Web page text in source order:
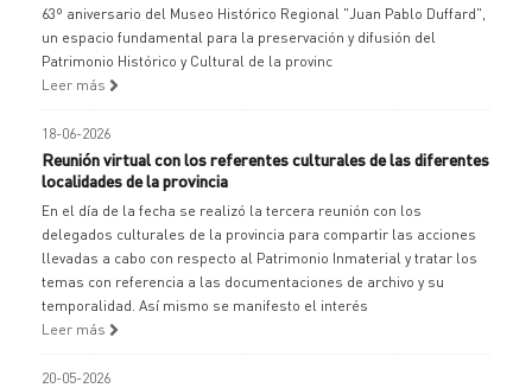
63º aniversario del Museo Histórico Regional "Juan Pablo Duffard",
un espacio fundamental para la preservación y difusión del
Patrimonio Histórico y Cultural de la provinc
Leer más
18-06-2026
Reunión virtual con los referentes culturales de las diferentes
localidades de la provincia
En el día de la fecha se realizó la tercera reunión con los
delegados culturales de la provincia para compartir las acciones
llevadas a cabo con respecto al Patrimonio Inmaterial y tratar los
temas con referencia a las documentaciones de archivo y su
temporalidad. Así mismo se manifesto el interés
Leer más
20-05-2026